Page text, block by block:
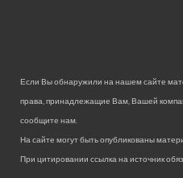
Если Вы обнаружили на нашем сайте
права, принадлежащие Вам, Вашей
сообщите нам.
На сайте могут быть опубликованы
При цитировании ссылка на источник